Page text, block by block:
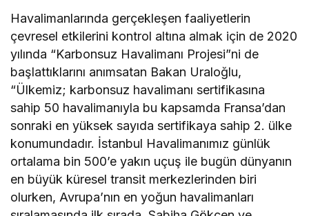
Havalimanlarında gerçekleşen faaliyetlerin
çevresel etkilerini kontrol altına almak için de 2020
yılında “Karbonsuz Havalimanı Projesi”ni de
başlattıklarını anımsatan Bakan Uraloğlu,
“Ülkemiz; karbonsuz havalimanı sertifikasına
sahip 50 havalimanıyla bu kapsamda Fransa’dan
sonraki en yüksek sayıda sertifikaya sahip 2. ülke
konumundadır. İstanbul Havalimanımız günlük
ortalama bin 500’e yakın uçuş ile bugün dünyanın
en büyük küresel transit merkezlerinden biri
olurken, Avrupa’nın en yoğun havalimanları